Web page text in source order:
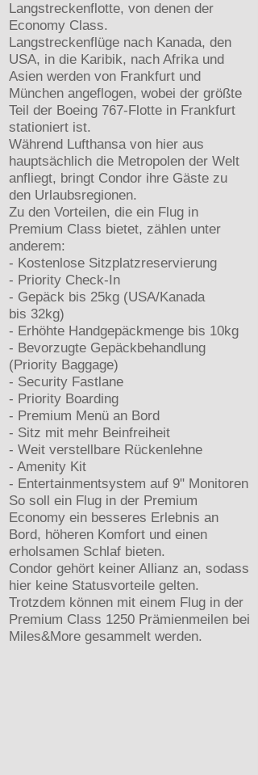
Langstreckenflotte, von denen der
Economy Class.
Langstreckenflüge nach Kanada, den
USA, in die Karibik, nach Afrika und
Asien werden von Frankfurt und
München angeflogen, wobei der größte
Teil der Boeing 767-Flotte in Frankfurt
stationiert ist.
Während Lufthansa von hier aus
hauptsächlich die Metropolen der Welt
anfliegt, bringt Condor ihre Gäste zu
den Urlaubsregionen.
Zu den Vorteilen, die ein Flug in
Premium Class bietet, zählen unter
anderem:
- Kostenlose Sitzplatzreservierung
- Priority Check-In
- Gepäck bis 25kg (USA/Kanada
bis 32kg)
- Erhöhte Handgepäckmenge bis 10kg
- Bevorzugte Gepäckbehandlung
(Priority Baggage)
- Security Fastlane
- Priority Boarding
- Premium Menü an Bord
- Sitz mit mehr Beinfreiheit
- Weit verstellbare Rückenlehne
- Amenity Kit
- Entertainmentsystem auf 9" Monitoren
So soll ein Flug in der Premium
Economy ein besseres Erlebnis an
Bord, höheren Komfort und einen
erholsamen Schlaf bieten.
Condor gehört keiner Allianz an, sodass
hier keine Statusvorteile gelten.
Trotzdem können mit einem Flug in der
Premium Class 1250 Prämienmeilen bei
Miles&More gesammelt werden.